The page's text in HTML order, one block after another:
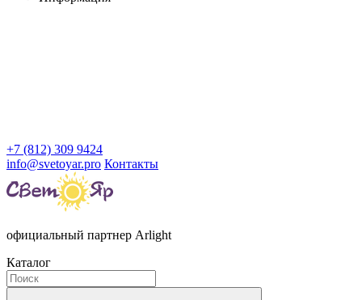
+7 (812) 309 9424
info@svetoyar.pro Контакты
официальный партнер Arlight
Каталог